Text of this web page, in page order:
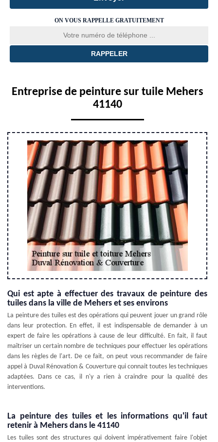
ON VOUS RAPPELLE GRATUITEMENT
Entreprise de peinture sur tuile Mehers
41140
Qui est apte à effectuer des travaux de peinture des
tuiles dans la ville de Mehers et ses environs
La peinture des tuiles est des opérations qui peuvent jouer un grand rôle
dans leur protection. En effet, il est indispensable de demander à un
expert de faire les opérations à cause de leur difficulté. En fait, il faut
maîtriser un certain nombre de techniques pour effectuer les opérations
dans les règles de l'art. De ce fait, on peut vous recommander de faire
appel à Duval Rénovation & Couverture qui connait toutes les techniques
adaptées. Dans ce cas, il n'y a rien à craindre pour la qualité des
interventions.
La peinture des tuiles et les informations qu'il faut
retenir à Mehers dans le 41140
Les tuiles sont des structures qui doivent impérativement faire l'objet